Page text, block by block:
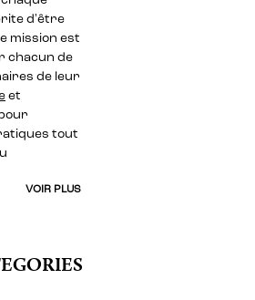
d'être
mission est
chacun de
de leur
et
tout
VOIR PLUS